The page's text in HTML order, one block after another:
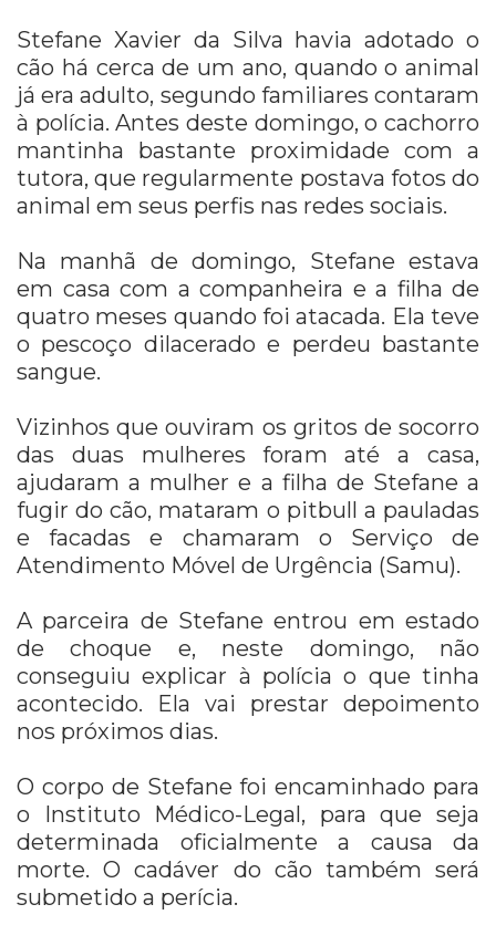
Stefane Xavier da Silva havia adotado o
cão há cerca de um ano, quando o animal
já era adulto, segundo familiares contaram
à polícia. Antes deste domingo, o cachorro
mantinha bastante proximidade com a
tutora, que regularmente postava fotos do
animal em seus perfis nas redes sociais.
Na manhã de domingo, Stefane estava
em casa com a companheira e a filha de
quatro meses quando foi atacada. Ela teve
o pescoço dilacerado e perdeu bastante
sangue.
Vizinhos que ouviram os gritos de socorro
das duas mulheres foram até a casa,
ajudaram a mulher e a filha de Stefane a
fugir do cão, mataram o pitbull a pauladas
e facadas e chamaram o Serviço de
Atendimento Móvel de Urgência (Samu).
A parceira de Stefane entrou em estado
de choque e, neste domingo, não
conseguiu explicar à polícia o que tinha
acontecido. Ela vai prestar depoimento
nos próximos dias.
O corpo de Stefane foi encaminhado para
o Instituto Médico-Legal, para que seja
determinada oficialmente a causa da
morte. O cadáver do cão também será
submetido a perícia.